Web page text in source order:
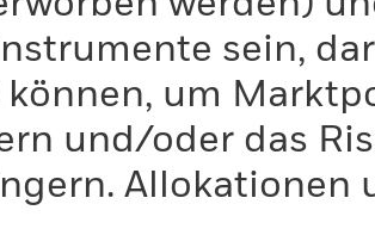
sein,
können, um
und/oder das
Allokationen